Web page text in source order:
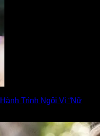
Trình Ngôi Vị “Nữ